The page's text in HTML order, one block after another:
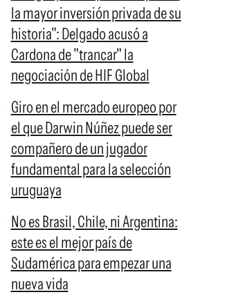
la mayor inversión privada de su
historia": Delgado acusó a
Cardona de "trancar" la
negociación de HIF Global
Giro en el mercado europeo por
el que Darwin Núñez puede ser
compañero de un jugador
fundamental para la selección
uruguaya
No es Brasil, Chile, ni Argentina:
este es el mejor país de
Sudamérica para empezar una
nueva vida